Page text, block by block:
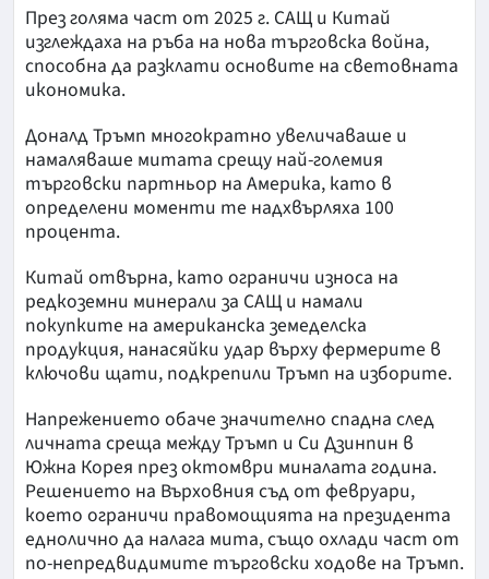
През голяма част от 2025 г. САЩ и Китай
изглеждаха на ръба на нова търговска война,
способна да разклати основите на световната
икономика.
Доналд Тръмп многократно увеличаваше и
намаляваше митата срещу най-големия
търговски партньор на Америка, като в
определени моменти те надхвърляха 100
процента.
Китай отвърна, като ограничи износа на
редкоземни минерали за САЩ и намали
покупките на американска земеделска
продукция, нанасяйки удар върху фермерите в
ключови щати, подкрепили Тръмп на изборите.
Напрежението обаче значително спадна след
личната среща между Тръмп и Си Дзинпин в
Южна Корея през октомври миналата година.
Решението на Върховния съд от февруари,
което ограничи правомощията на президента
еднолично да налага мита, също охлади част от
по-непредвидимите търговски ходове на Тръмп.